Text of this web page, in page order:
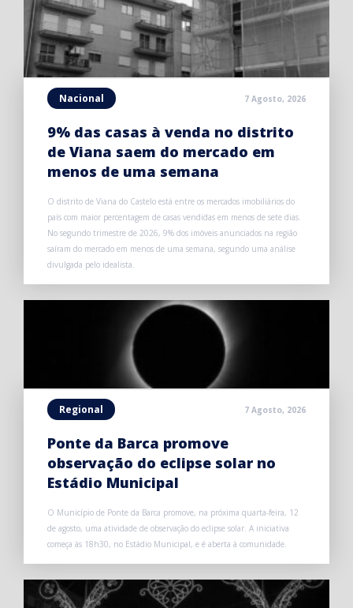
Nacional 7 Agosto, 2026
9% das casas à venda no distrito
de Viana saem do mercado em
menos de uma semana
O distrito de Viana do Castelo está entre os mercados imobiliários do
país com maior percentagem de casas vendidas em menos de sete dias.
No segundo trimestre de 2026, 9% dos imóveis anunciados na região
saíram do mercado em menos de uma semana, segundo uma análise
divulgada pelo idealista.
Regional 7 Agosto, 2026
Ponte da Barca promove
observação do eclipse solar no
Estádio Municipal
O Município de Ponte da Barca promove, na próxima quarta-feira, 12
de agosto, uma atividade de observação do eclipse solar. A iniciativa
começa às 18h30, no Estádio Municipal, e é aberta à comunidade.